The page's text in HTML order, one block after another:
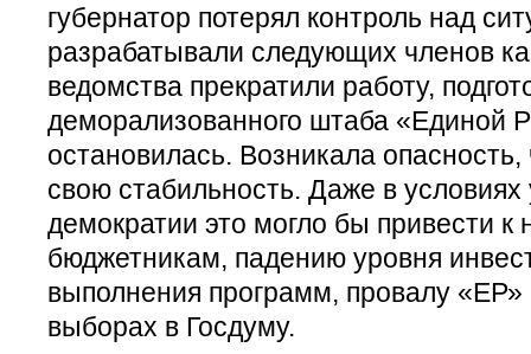
губернатор потерял контроль над
разрабатывали следующих членов
ведомства прекратили работу,
деморализованного штаба «Единой
остановилась. Возникала опасность,
свою стабильность. Даже в
демократии это могло бы привести к
бюджетникам, падению уровня
выполнения программ, провалу
выборах в Госдуму.